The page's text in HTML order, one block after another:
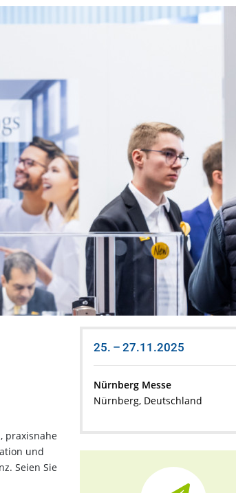
praxisnahe
und
Seien Sie
25. – 27.11.2025
Nürnberg Messe
Nürnberg, Deutschland